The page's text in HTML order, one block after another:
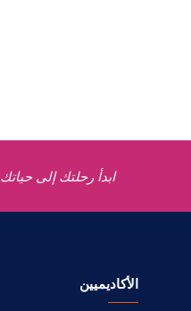
ابدأ رحلتك إلى
الأكاديميين